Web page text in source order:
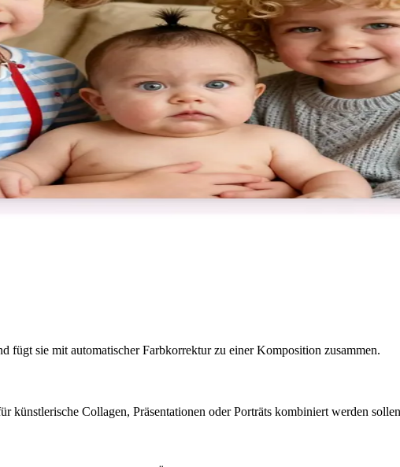
fügt sie mit automatischer Farbkorrektur zu einer Komposition zusammen.
künstlerische Collagen, Präsentationen oder Porträts kombiniert werden